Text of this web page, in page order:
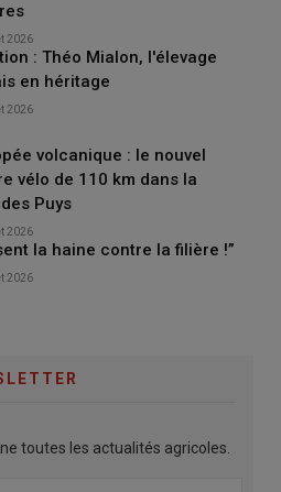
2026
: Théo Mialon, l'élevage
en héritage
2026
volcanique : le nouvel
vélo de 110 km dans la
Puys
2026
la haine contre la filière !”
2026
toutes les actualités agricoles.